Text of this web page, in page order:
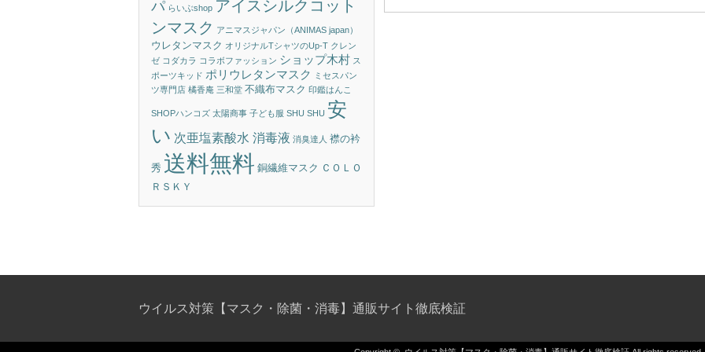
パ らいぶshop アイスシルクコット
ンマスク アニマスジャパン（ANIMAS japan）
ウレタンマスク オリジナルTシャツのUp-T クレン
ゼ コダカラ コラボファッション ショップ木村 ス
ポーツキッド ポリウレタンマスク
ミセスパン
ツ専門店 橘香庵 三和堂 不織布マスク 印鑑はんこ
SHOPハンコズ 太陽商事 子ども服 SHU SHU 安
い 次亜塩素酸水 消毒液 消臭達人 襟の衿
秀 送料無料 銅繊維マスク ＣＯＬＯ
ＲＳＫＹ
ウイルス対策【マスク・除菌・消毒】通販サイト徹底検証